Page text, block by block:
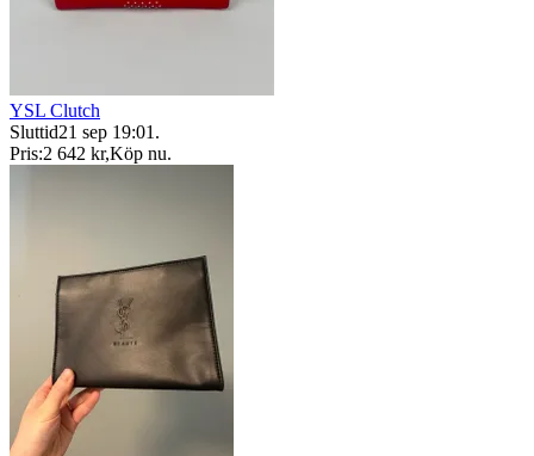
YSL Clutch
Sluttid21 sep 19:01 .
Pris:2 642 kr,Köp nu.